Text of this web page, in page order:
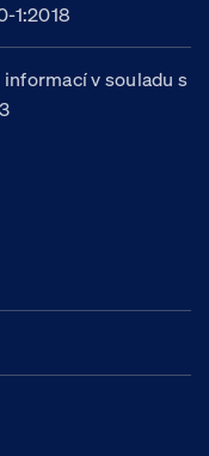
1:2018
v souladu s